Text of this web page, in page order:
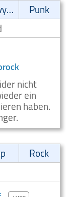
Heavy-Metal
Punk
nicht
ein
haben.
Rock